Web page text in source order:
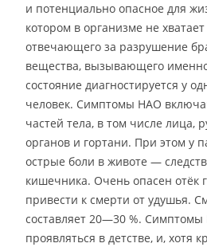
и потенциально опасное для
котором в организме не
отвечающего за разрушение
вещества, вызывающего именно
состояние диагностируется у
человек. Симптомы НАО
частей тела, в том числе лица,
органов и гортани. При этом у
острые боли в животе —
кишечника. Очень опасен отёк
привести к смерти от удушья.
составляет 20—30 %.
проявляться в детстве, и, хотя